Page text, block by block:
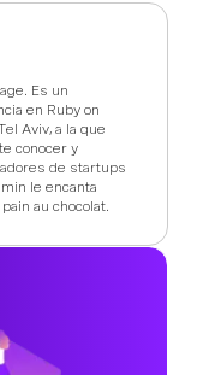
Es un
en Ruby on
Aviv, a la que
conocer y
de startups
le encanta
au chocolat.